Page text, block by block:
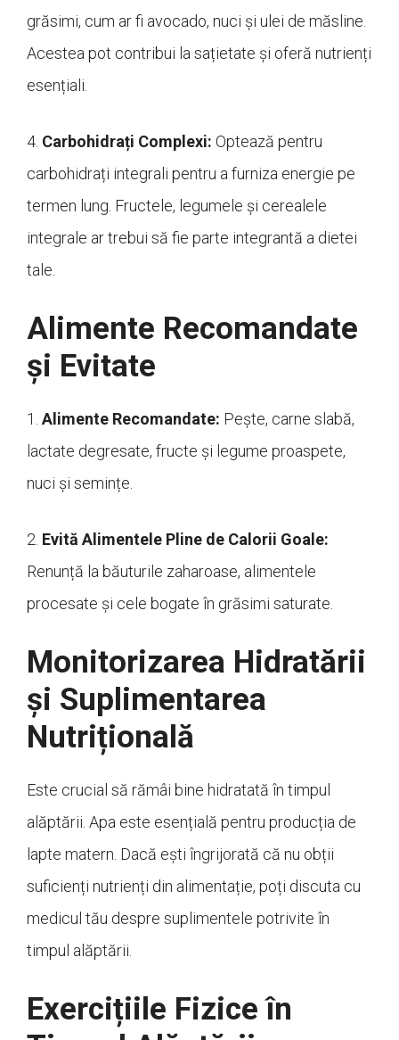
grăsimi, cum ar fi avocado, nuci și ulei de măsline.
Acestea pot contribui la sațietate și oferă nutrienți
esențiali.
4. Carbohidrați Complexi: Optează pentru
carbohidrați integrali pentru a furniza energie pe
termen lung. Fructele, legumele și cerealele
integrale ar trebui să fie parte integrantă a dietei
tale.
Alimente Recomandate
și Evitate
1. Alimente Recomandate: Pește, carne slabă,
lactate degresate, fructe și legume proaspete,
nuci și semințe.
2. Evită Alimentele Pline de Calorii Goale:
Renunță la băuturile zaharoase, alimentele
procesate și cele bogate în grăsimi saturate.
Monitorizarea Hidratării
și Suplimentarea
Nutrițională
Este crucial să rămâi bine hidratată în timpul
alăptării. Apa este esențială pentru producția de
lapte matern. Dacă ești îngrijorată că nu obții
suficienți nutrienți din alimentație, poți discuta cu
medicul tău despre suplimentele potrivite în
timpul alăptării.
Exercițiile Fizice în